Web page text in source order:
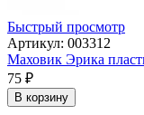
Быстрый просмотр
Артикул: 003312
Маховик Эрика
75 ₽
В корзину